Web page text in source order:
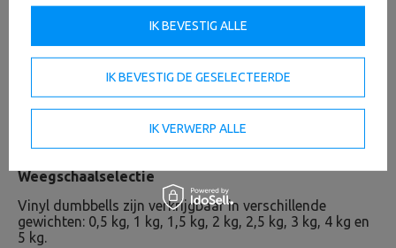
Weegschaalselectie
Vinyl dumbbells zijn verkrijgbaar in verschillende
gewichten: 0,5 kg, 1 kg, 1,5 kg, 2 kg, 2,5 kg, 3 kg, 4 kg en
5 kg.
IK BEVESTIG DE GESELECTEERDE
IK VERWERP ALLE
IK BEVESTIG ALLE